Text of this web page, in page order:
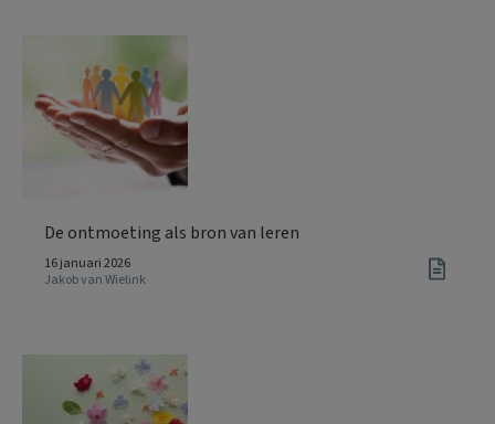
De ontmoeting als bron van leren
16 januari 2026
Jakob van Wielink